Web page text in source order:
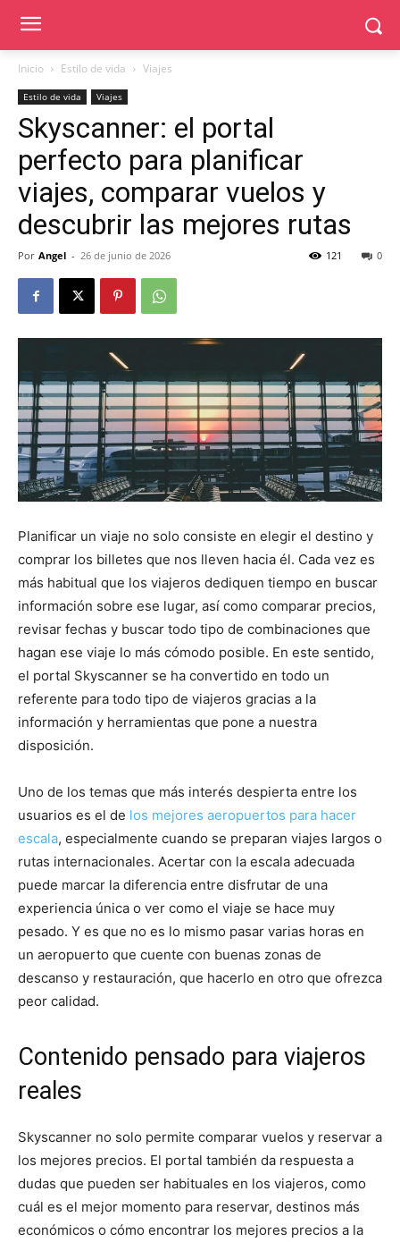
Inicio Estilo de vida Viajes
Estilo de vida Viajes
Skyscanner: el portal
perfecto para planificar
viajes, comparar vuelos y
descubrir las mejores rutas
Por Angel - 26 de junio de 2026 0
121
Planificar un viaje no solo consiste en elegir el destino y
comprar los billetes que nos lleven hacia él. Cada vez es
más habitual que los viajeros dediquen tiempo en buscar
información sobre ese lugar, así como comparar precios,
revisar fechas y buscar todo tipo de combinaciones que
hagan ese viaje lo más cómodo posible. En este sentido,
el portal Skyscanner se ha convertido en todo un
referente para todo tipo de viajeros gracias a la
información y herramientas que pone a nuestra
disposición.
Uno de los temas que más interés despierta entre los
usuarios es el de los mejores aeropuertos para hacer
escala, especialmente cuando se preparan viajes largos o
rutas internacionales. Acertar con la escala adecuada
puede marcar la diferencia entre disfrutar de una
experiencia única o ver como el viaje se hace muy
pesado. Y es que no es lo mismo pasar varias horas en
un aeropuerto que cuente con buenas zonas de
descanso y restauración, que hacerlo en otro que ofrezca
peor calidad.
Contenido pensado para viajeros
reales
Skyscanner no solo permite comparar vuelos y reservar a
los mejores precios. El portal también da respuesta a
dudas que pueden ser habituales en los viajeros, como
cuál es el mejor momento para reservar, destinos más
económicos o cómo encontrar los mejores precios a la